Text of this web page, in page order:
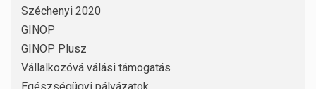
Széchenyi 2020
GINOP
GINOP Plusz
Vállalkozóvá válási támogatás